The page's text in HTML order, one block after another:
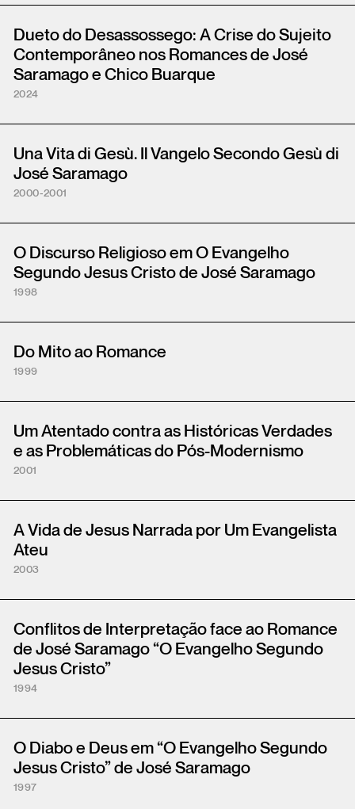
Dueto do Desassossego: A Crise do Sujeito
Contemporâneo nos Romances de José
Saramago e Chico Buarque
2024
Una Vita di Gesù. Il Vangelo Secondo Gesù di
José Saramago
2000-2001
O Discurso Religioso em O Evangelho
Segundo Jesus Cristo de José Saramago
1998
Do Mito ao Romance
1999
Um Atentado contra as Históricas Verdades
e as Problemáticas do Pós-Modernismo
2001
A Vida de Jesus Narrada por Um Evangelista
Ateu
2003
Conflitos de Interpretação face ao Romance
de José Saramago “O Evangelho Segundo
Jesus Cristo”
1994
O Diabo e Deus em “O Evangelho Segundo
Jesus Cristo” de José Saramago
1997